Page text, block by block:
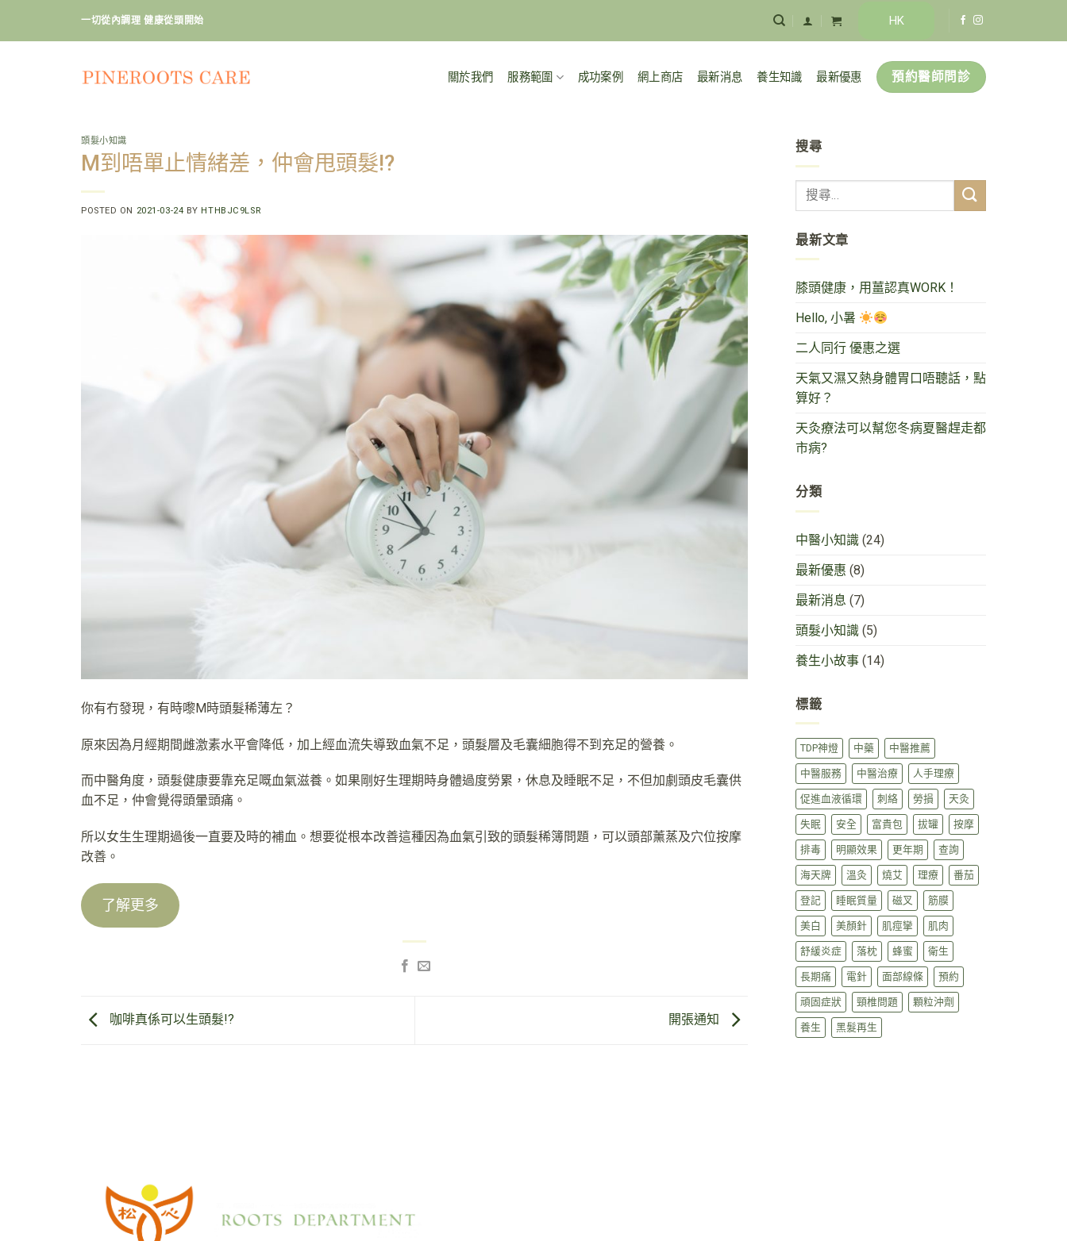
一切從內調理 健康從頭開始 HK
關於我們 服務範圍 成功案例 網上商店 最新消息 養生知識 最新優惠 預約醫師問診
頭髮小知識
M到唔單止情緒差，仲會甩頭髮!?
POSTED ON 2021-03-24 BY HTHBJC9LSR
你有冇發現，有時嚟M時頭髮稀薄左？
原來因為月經期間雌激素水平會降低，加上經血流失導致血氣不足，頭髮層及毛囊細胞得不到充足的營養。
而中醫角度，頭髮健康要靠充足嘅血氣滋養。如果剛好生理期時身體過度勞累，休息及睡眠不足，不但加劇頭皮毛囊供
血不足，仲會覺得頭暈頭痛。
所以女生生理期過後一直要及時的補血。想要從根本改善這種因為血氣引致的頭髮稀簿問題，可以頭部薰蒸及穴位按摩
改善。
了解更多
咖啡真係可以生頭髮!? 開張通知
搜尋
最新文章
膝頭健康，用薑認真WORK！
Hello, 小暑
二人同行 優惠之選
天氣又濕又熱身體胃口唔聽話，點
算好？
天灸療法可以幫您冬病夏醫趕走都
市病?
分類
中醫小知識 (24)
最新優惠 (8)
最新消息 (7)
頭髮小知識 (5)
養生小故事 (14)
標籤
TDP神燈 中藥 中醫推薦
中醫服務 中醫治療 人手理療
促進血液循環 刺絡 勞損 天灸
失眠 安全 富貴包 拔罐 按摩
排毒 明顯效果 更年期 查詢
海天牌 溫灸 燒艾 理療 番茄
登記 睡眠質量 磁叉 筋膜
美白 美顏針 肌痙攣 肌肉
舒緩炎症 落枕 蜂蜜 衛生
長期痛 電針 面部線條 預約
頑固症狀 頸椎問題 顆粒沖劑
養生 黑髮再生